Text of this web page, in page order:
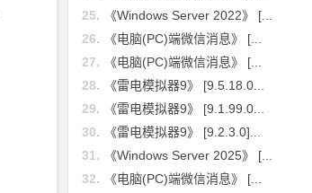
25.
《Windows Server 2022》 [...
26.
《电脑(PC)端微信消息》 [...
27.
《电脑(PC)端微信消息》 [...
28.
《雷电模拟器9》 [9.5.18.0...
29.
《雷电模拟器9》 [9.1.99.0...
30.
《雷电模拟器9》 [9.2.3.0]...
31.
《Windows Server 2025》 [...
32.
《电脑(PC)端微信消息》 [...